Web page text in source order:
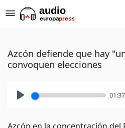
Azcón defiende que hay
convoquen elecciones
01:37